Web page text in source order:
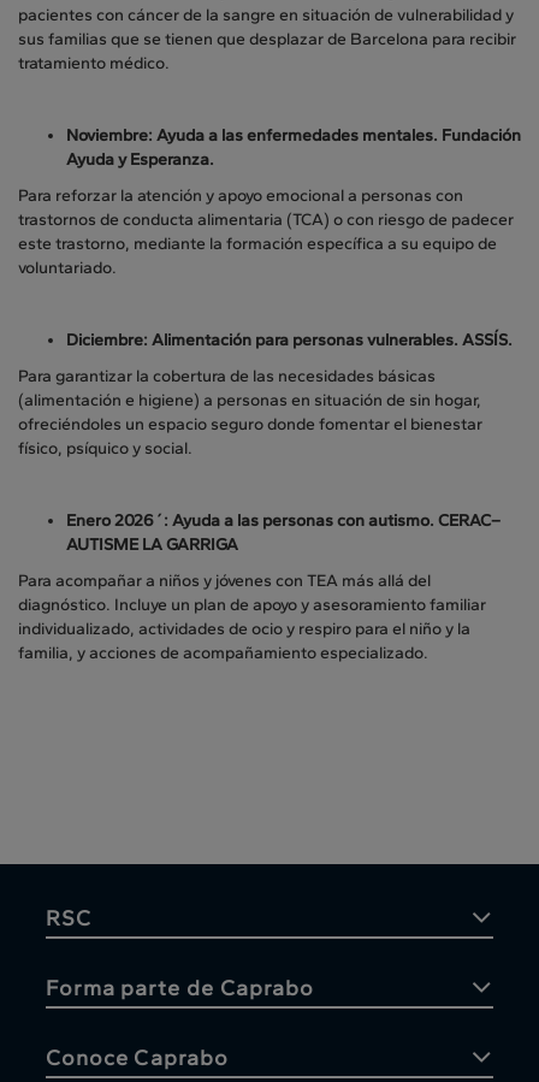
pacientes con cáncer de la sangre en situación de vulnerabilidad y
sus familias que se tienen que desplazar de Barcelona para recibir
tratamiento médico.
Noviembre: Ayuda a las enfermedades mentales. Fundación
Ayuda y Esperanza.
Para reforzar la atención y apoyo emocional a personas con
trastornos de conducta alimentaria (TCA) o con riesgo de padecer
este trastorno, mediante la formación específica a su equipo de
voluntariado.
Diciembre: Alimentación para personas vulnerables. ASSÍS.
Para garantizar la cobertura de las necesidades básicas
(alimentación e higiene) a personas en situación de sin hogar,
ofreciéndoles un espacio seguro donde fomentar el bienestar
físico, psíquico y social.
Enero 2026´: Ayuda a las personas con autismo. CERAC–
AUTISME LA GARRIGA
Para acompañar a niños y jóvenes con TEA más allá del
diagnóstico. Incluye un plan de apoyo y asesoramiento familiar
individualizado, actividades de ocio y respiro para el niño y la
familia, y acciones de acompañamiento especializado.
RSC
Forma parte de Caprabo
Conoce Caprabo